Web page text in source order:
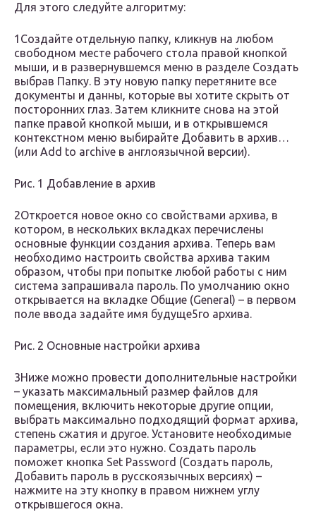
Для этого следуйте алгоритму:
1Создайте отдельную папку, кликнув на любом
свободном месте рабочего стола правой кнопкой
мыши, и в развернувшемся меню в разделе Создать
выбрав Папку. В эту новую папку перетяните все
документы и данны, которые вы хотите скрыть от
посторонних глаз. Затем кликните снова на этой
папке правой кнопкой мыши, и в открывшемся
контекстном меню выбирайте Добавить в архив…
(или Add to archive в англоязычной версии).
Рис. 1 Добавление в архив
2Откроется новое окно со свойствами архива, в
котором, в нескольких вкладках перечислены
основные функции создания архива. Теперь вам
необходимо настроить свойства архива таким
образом, чтобы при попытке любой работы с ним
система запрашивала пароль. По умолчанию окно
открывается на вкладке Общие (General) – в первом
поле ввода задайте имя будуще5го архива.
Рис. 2 Основные настройки архива
3Ниже можно провести дополнительные настройки
– указать максимальный размер файлов для
помещения, включить некоторые другие опции,
выбрать максимально подходящий формат архива,
степень сжатия и другое. Установите необходимые
параметры, если это нужно. Создать пароль
поможет кнопка Set Password (Создать пароль,
Добавить пароль в русскоязычных версиях) –
нажмите на эту кнопку в правом нижнем углу
открывшегося окна.